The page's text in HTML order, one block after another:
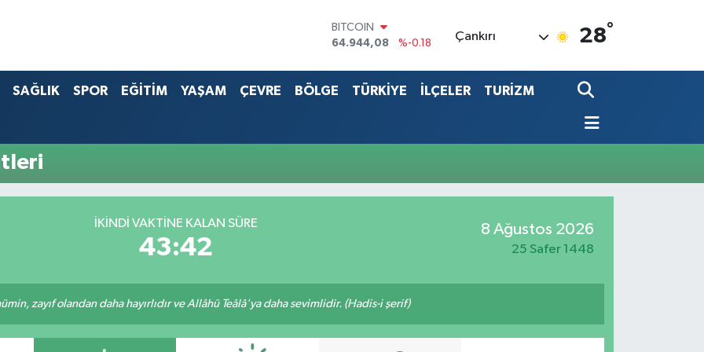
BITCOIN
64.944,08
%-0.18
EURO
BİST100
Çankırı 28°
SAĞLIK SPOR EĞİTİM YAŞAM ÇEVRE BÖLGE TÜRKİYE İLÇELER TURİZM
İKINDI VAKTİNE KALAN SÜRE
43:42
8 Ağustos 2026
25 Safer 1448
zayıf olandan daha hayırlıdır ve Allâhü Teâlâ'ya daha sevimlidir. (Hadis-i şerif)